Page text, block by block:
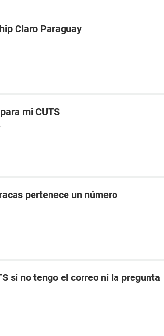
Claro Paraguay
mi CUTS
pertenece un número
si no tengo el correo ni la pregunta